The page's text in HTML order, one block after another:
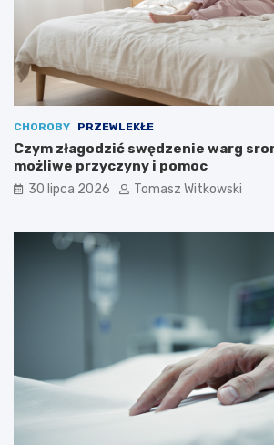
CHOROBY PRZEWLEKŁE
Czym złagodzić swędzenie warg
możliwe przyczyny i pomoc
30 lipca 2026 Tomasz Witkowski